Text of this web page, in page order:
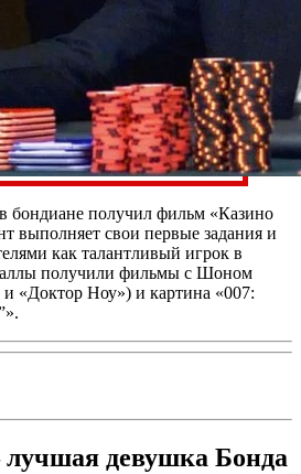
бондиане получил фильм «Казино
выполняет свои первые задания и
как талантливый игрок в
получили фильмы с Шоном
«Доктор Ноу») и картина «007:
девушка Бонда